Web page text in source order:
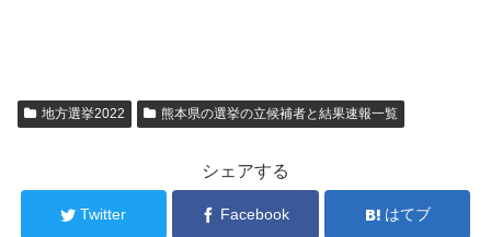
地方選挙2022 熊本県の選挙の立候補者と結果速報一覧
シェアする
Twitter Facebook はてブ